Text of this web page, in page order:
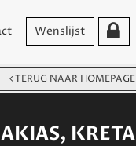
Wenslijst
TERUG NAAR HOMEPAGE
KRETA